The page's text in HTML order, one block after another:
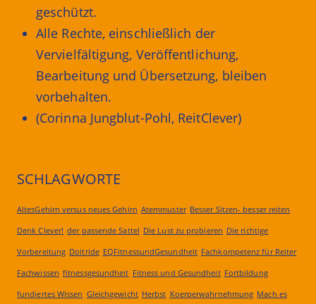
geschützt.
Alle Rechte, einschließlich der
Vervielfältigung, Veröffentlichung,
Bearbeitung und Übersetzung, bleiben
vorbehalten.
(Corinna Jungblut-Pohl, ReitClever)
SCHLAGWORTE
AltesGehirn versus neues Gehirn Atemmuster Besser Sitzen- besser reiten
Denk Clever! der passende Sattel Die Lust zu probieren Die richtige
Vorbereitung Doitride EQFitnessundGesundheit Fachkompetenz für Reiter
Fachwissen fitnessgesundheit Fitness und Gesundheit Fortbildung
fundiertes Wissen Gleichgewicht Herbst Koerperwahrnehmung Mach es